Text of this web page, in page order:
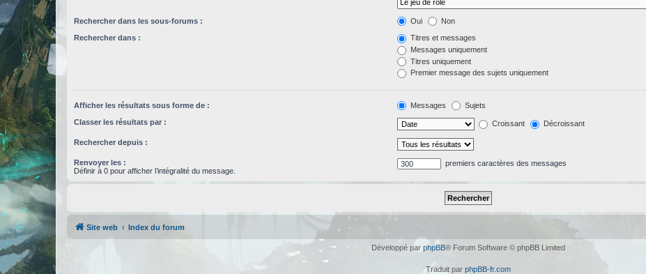
Rechercher dans les sous-forums : Oui Non
Rechercher dans :
Titres et messages
Messages uniquement
Titres uniquement
Premier message des sujets uniquement
Afficher les résultats sous forme de : Messages Sujets
Classer les résultats par : Croissant Décroissant
Rechercher depuis :
Renvoyer les :
Définir à 0 pour afficher l’intégralité du message.
premiers caractères des messages
Site web Index du forum
Développé par phpBB® Forum Software © phpBB Limited
Traduit par phpBB-fr.com